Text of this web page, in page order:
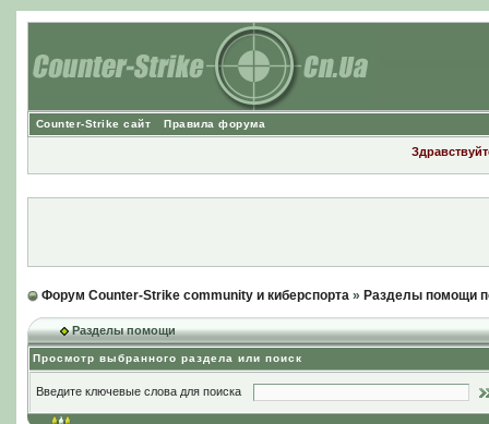
Counter-Strike сайт Правила форума
Форум Counter-Strike community и киберспорта» Разделы помощи
Разделы помощи
Просмотр выбранного раздела или поиск
Введите ключевые слова для поиска